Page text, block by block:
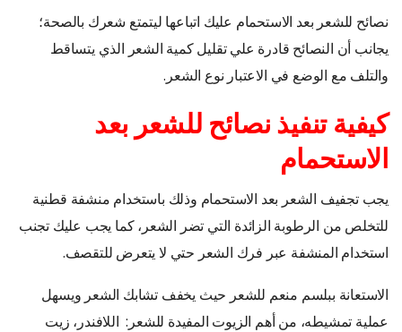
نصائح للشعر بعد الاستحمام عليك اتباعها ليتمتع شعرك بالصحة؛
يجانب أن النصائح قادرة علي تقليل كمية الشعر الذي يتساقط
والتلف مع الوضع في الاعتبار نوع الشعر.
كيفية تنفيذ نصائح للشعر بعد
الاستحمام
يجب تجفيف الشعر بعد الاستحمام وذلك باستخدام منشفة قطنية
للتخلص من الرطوبة الزائدة التي تضر الشعر، كما يجب عليك تجنب
استخدام المنشفة عبر فرك الشعر حتي لا يتعرض للتقصف.
الاستعانة ببلسم منعم للشعر حيث يخفف تشابك الشعر ويسهل
عملية تمشيطه، من أهم الزيوت المفيدة للشعر: اللافندر، زيت